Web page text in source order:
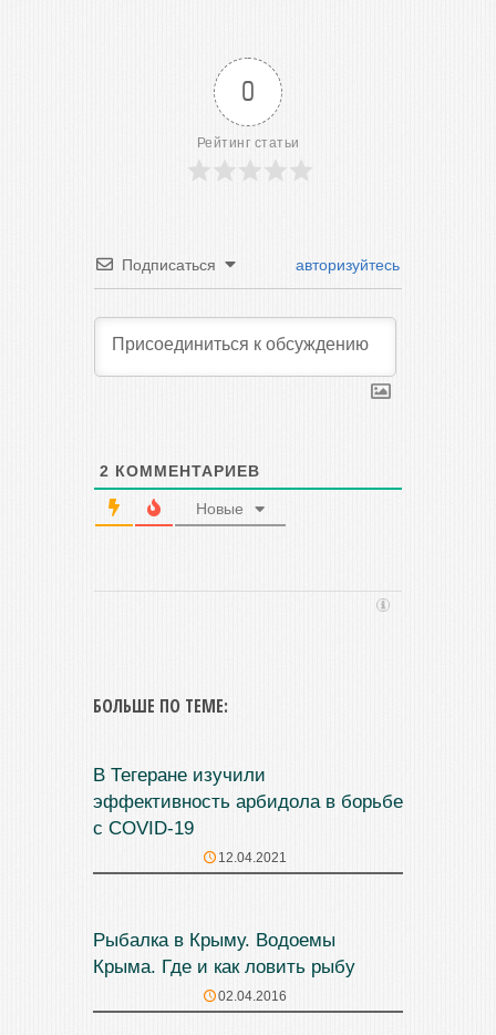
0
Рейтинг статьи
Подписаться авторизуйтесь
2 КОММЕНТАРИЕВ
Новые
БОЛЬШЕ ПО ТЕМЕ:
В Тегеране изучили
эффективность арбидола в борьбе
с COVID-19
12.04.2021
Рыбалка в Крыму. Водоемы
Крыма. Где и как ловить рыбу
02.04.2016